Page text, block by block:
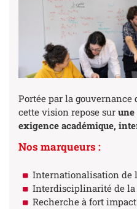
Portée par la gouvernance
cette vision repose sur
exigence académique,
Nos marqueurs :
Internationalisation de
Interdisciplinarité de la
Recherche à fort